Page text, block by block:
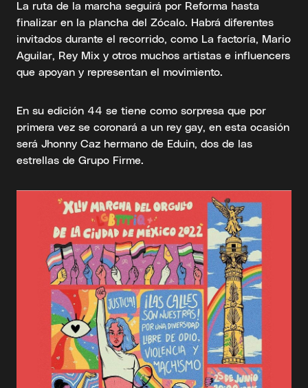
La ruta de la marcha seguirá por Reforma hasta
finalizar en la plancha del Zócalo. Habrá diferentes
invitados durante el recorrido, como La factoría, Mario
Aguilar, Rey Mix y otros muchos artistas e influencers
que apoyan y representan el movimiento.
En su edición 44 se tiene como sorpresa que por
primera vez se coronará a un rey gay, en esta ocasión
será Jhonny Caz hermano de Eduin, dos de las
estrellas de Grupo Firme.